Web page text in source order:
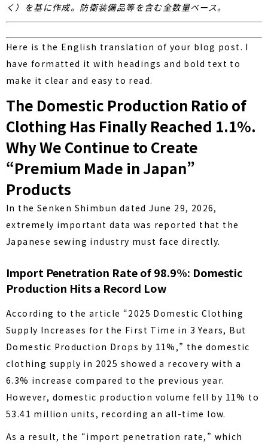
く）を基に作成。防衛装備品等を含む全数量ベース。
Here is the English translation of your blog post. I
have formatted it with headings and bold text to
make it clear and easy to read.
The Domestic Production Ratio of
Clothing Has Finally Reached 1.1%.
Why We Continue to Create
“Premium Made in Japan”
Products
In the Senken Shimbun dated June 29, 2026,
extremely important data was reported that the
Japanese sewing industry must face directly.
Import Penetration Rate of 98.9%: Domestic
Production Hits a Record Low
According to the article “2025 Domestic Clothing
Supply Increases for the First Time in 3 Years, But
Domestic Production Drops by 11%,” the domestic
clothing supply in 2025 showed a recovery with a
6.3% increase compared to the previous year.
However, domestic production volume fell by 11% to
53.41 million units, recording an all-time low.
As a result, the “import penetration rate,” which